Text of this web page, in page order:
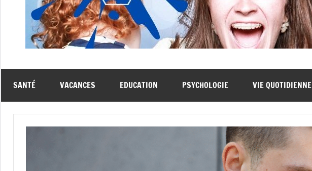
SANTÉ VACANCES EDUCATION PSYCHOLOGIE VIE QUOTIDIENNE